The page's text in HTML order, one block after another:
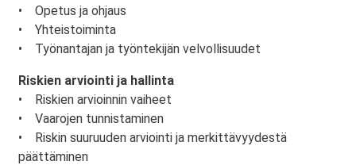
• Opetus ja ohjaus
• Yhteistoiminta
• Työnantajan ja työntekijän velvollisuudet
Riskien arviointi ja hallinta
• Riskien arvioinnin vaiheet
• Vaarojen tunnistaminen
• Riskin suuruuden arviointi ja merkittävyydestä
päättäminen